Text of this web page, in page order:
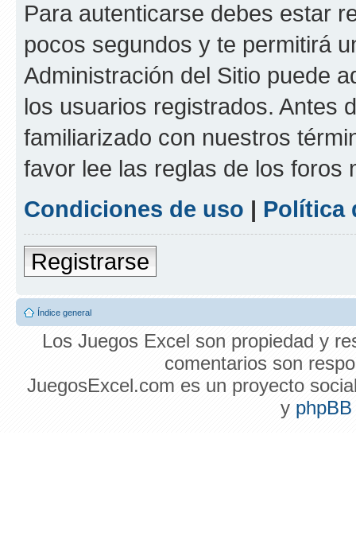
Para autenticarse debes estar
pocos segundos y te permitirá
Administración del Sitio puede
los usuarios registrados. Antes
familiarizado con nuestros
favor lee las reglas de los foros
Condiciones de uso | Política
Registrarse
Índice general
Los Juegos Excel son propiedad y
comentarios son
JuegosExcel.com es un proyecto
y phpBB